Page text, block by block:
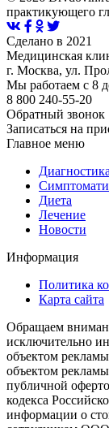
практикующего
Сделано в 2021
Медицинская
г. Москва, ул.
Мы работаем с 8
8 800 240-55-20
Обратный звонок
Записаться на
Главное меню
Диагностика
Диета
Лечение
Новости
Информация
Политика
Карта сайта
Обращаем
исключительно
объектом
объектом
публичной
кодекса
информации о